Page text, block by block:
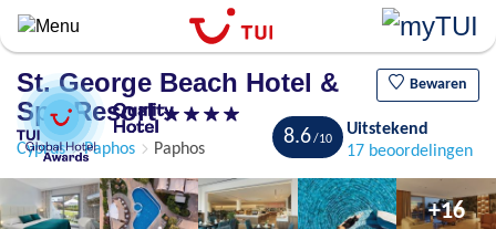
Overslaan
en
de
algemene
inhoud
gaan
St. George Beach Hotel &
Spa Resort
Bewaren
Cyprus Paphos Paphos
8.6
Uitstekend
17 beoordelingen
+16